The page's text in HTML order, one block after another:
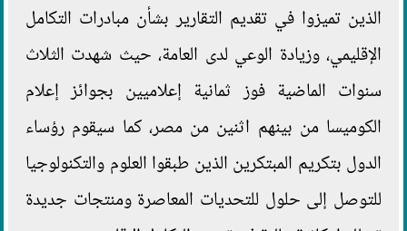
الذين تميزوا في تقديم التقارير بشأن مبادرات التكامل
الإقليمي، وزيادة الوعي لدى العامة، حيث شهدت الثلاث
سنوات الماضية فوز ثمانية إعلاميين بجوائز إعلام
الكوميسا من بينهم اثنين من مصر، كما سيقوم رؤساء
الدول بتكريم المبتكرين الذين طبقوا العلوم والتكنولوجيا
للتوصل إلى حلول للتحديات المعاصرة ومنتجات جديدة